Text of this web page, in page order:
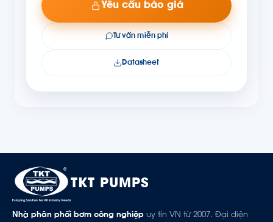
Yêu cầu báo giá
Tư vấn miễn phí
Datasheet
TKT PUMPS
Nhà phân phối bơm công nghiệp uy tín VN từ 2007. Đại diện